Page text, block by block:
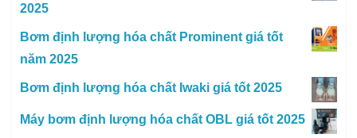
2025
Bơm định lượng hóa chất Prominent giá tốt
năm 2025
Bơm định lượng hóa chất Iwaki giá tốt 2025
Máy bơm định lượng hóa chất OBL giá tốt 2025